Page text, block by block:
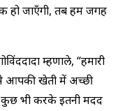
जाएँगी, तब हम जगह
म्हणाले, “हमारी
आपकी खेती में अच्छी
भी करके इतनी मदद